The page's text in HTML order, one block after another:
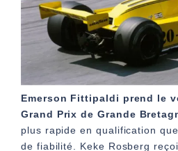
Emerson Fittipaldi prend le
Grand Prix de Grande
plus rapide en qualification
de fiabilité. Keke Rosberg